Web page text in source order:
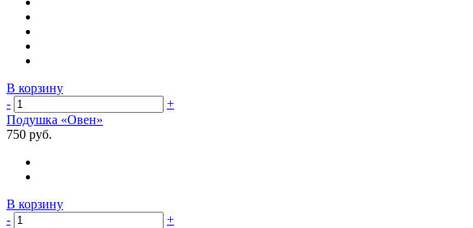
В корзину
-
+
Подушка «Овен»
750 руб.
В корзину
-
+